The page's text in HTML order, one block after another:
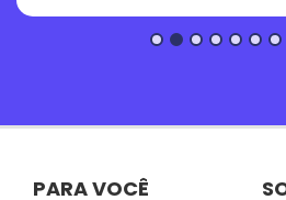
PARA VOCÊ